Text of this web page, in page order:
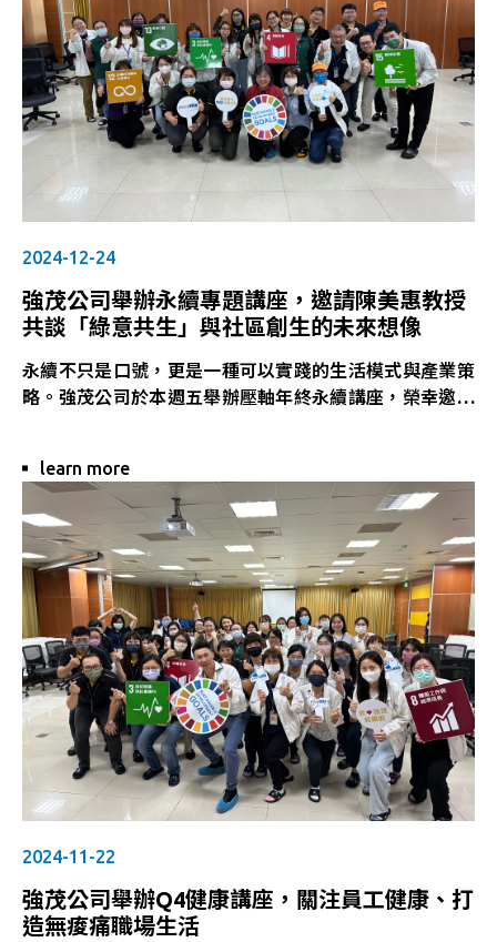
位默默貢獻、全力以赴的「強茂打者」與「守備隊員」的
榮耀時刻。
從生產一線到後勤支援，從台上表揚到台下歡笑，每一張
笑容都是這支團隊最真實的寫照。
星光齊聚 閃耀全場
晚會特別邀請到多位藝人獻聲助陣，包括阿彥、周莉文、
郭婷筠、康康（康晉榮）、鼓鼓（呂思緯）、蕭秉治，以
熱力滿滿的舞台演出點燃全場氣氛；而由小龜（楊程鈞）
與Eva（廖雅珊）聯手主持，節奏流暢、互動逗趣，讓活
動高潮迭起、歡笑不斷。
這一夜，我們舉杯歡慶，也再度集結彼此的信任與熱情。
新的一年，強茂將以「團隊如一、全壘出擊」的精神迎接
更多挑戰與機會。就像一場賽季的延續，每一局都是新的
開始，每一次揮棒都充滿希望。
讓我們攜手再創高峰，迎向更美好的未來！
2024-12-24
強茂公司舉辦永續專題講座，邀請陳美惠教授
共談「綠意共生」與社區創生的未來想像
永續不只是口號，更是一種可以實踐的生活模式與產業策
略。強茂公司於本週五舉辦壓軸年終永續講座，榮幸邀請
實踐路徑」**。講座內容精彩豐富，讓現場同仁深感啟
讓永續落地：從林下經濟到生態旅遊的深層連結
陳教授憑藉多年田野實踐與研究經驗，深入淺出地說明
「綠意共生」的實踐方式，並以豐富案例帶領大家了解：
• 社區林業如何與友善農業、生態旅遊與碳匯經濟交織
• 生物多樣性的保育應從在地物種與土地經營做起
• 混農林業、林下經濟在推動社區永續與產業共榮中的關
鍵角色
• 如何透過**生態旅遊DMO（目的地管理組織）**強化
串連效應
• 經濟發展不再與保育對立，而是雙向共生的合作路徑
其中「根經濟（Deep Economy）」的概念，特別強調
地方社區應該發展深層連結自然與人的永續經濟系統，以
創造長遠的環境穩定與在地經濟活力，這一理念也引發了
教育即行動，從理念到參與
講座現場互動熱烈，教授以幽默風趣的語調，穿插大量在
learn more
2024-11-22
強茂公司舉辦Q4健康講座，關注員工健康、打
造無痠痛職場生活